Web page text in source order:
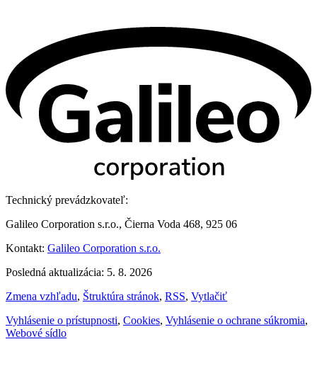
Technický prevádzkovateľ:
Galileo Corporation s.r.o., Čierna Voda 468, 925 06
Kontakt: Galileo Corporation s.r.o.
Posledná aktualizácia: 5. 8. 2026
Zmena vzhľadu, Štruktúra stránok, RSS, Vytlačiť
Vyhlásenie o prístupnosti, Cookies, Vyhlásenie o ochrane súkromia,
Webové sídlo